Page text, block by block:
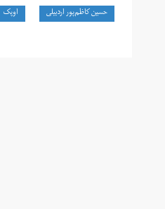
حسین کاظم‌پور اردبیلی اوپک